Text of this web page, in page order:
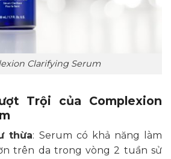
Clarifying Serum
Trội của Complexion
thừa: Serum có khả năng làm
trên da trong vòng 2 tuần sử